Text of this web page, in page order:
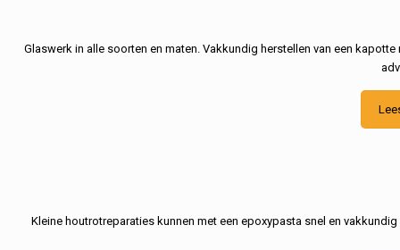
Glaswerk in alle soorten en maten. Vakkundig herstellen van een
Kleine houtrotreparaties kunnen met een epoxypasta snel en